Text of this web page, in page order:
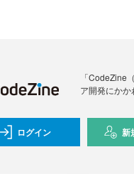
「CodeZine
ア開発にかか
ログイン 新